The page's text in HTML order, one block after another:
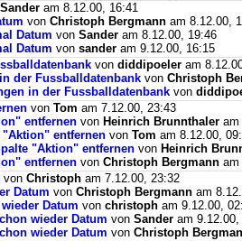
Sander am 8.12.00, 16:41
von Christoph Bergmann am 8.12.00,
Datum von Sander am 8.12.00, 19:46
Datum von sander am 9.12.00, 16:15
von diddipoeler am
der Fussballdatenbank von Christoph
in der Fussballdatenbank von
von Tom am 7.12.00, 23:43
entfernen von Heinrich Brunnthaler am
"Aktion" entfernen von Tom am 8.12.00,
"Aktion" entfernen von Heinrich
entfernen von Christoph Bergmann am
von Christoph am 7.12.00, 23:32
Datum von Christoph Bergmann am
Datum von christoph am 9.12.00,
wieder Datum von Sander am 9.12.00,
wieder Datum von Christoph